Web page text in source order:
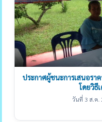
ประกาศผู้ชนะการเสนอรา
โดยวิธี
วันที่ 3 ส.ค.